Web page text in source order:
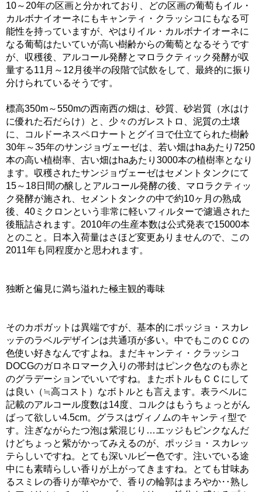
10～20年の区画と分かれており、どの区画の葡萄もイル・
カルボナイオーネにもキャンティ・クラッシコにもなる可
能性を持っていますが、やはりイル・カルボナイオーネに
なる葡萄はたいていが高い樹齢からの葡萄となるそうです
が、収穫後、アルコール発酵とマロラクティック発酵が収
量する11月～12月後半の段階で試飲をして、最終的に振り
分けられているそうです。
標高350m～550mの西南西の畑は、砂質、砂岩質（水はけ
に優れた石だらけ）と、少々のガレストロ、泥質の土壌
に、コルドーネスペロナートとグイヨで仕立てられた樹齢
30年～35年のサンジョヴェーゼは、若い畑はhaあたり7250
本の高い植樹率、古い畑はhaあたり3000本の植樹率となり
ます。収穫されたサンジョヴェーゼはセメントタンクにて
15～18日間の醸しとアルコール発酵の後、マロラクティッ
ク発酵が施され、セメントタンクの中で約10ヶ月の熟成
後、40ミクロンという非常に軽いフィルターで濾過された
後瓶詰されます。2010年の生産本数は公式発表で15000本
とのこと。日本入荷量はさほど変更ありませんので、この
2011年も同程度かと思われます。
独断と偏見に満ち溢れた極主観的毒味
そのカポガットは異端ですが、基本的にポッジョ・スカレ
ッテのラベルデザインは共通項が多い。中でもこのＣＣの
色使い好きなんですよね。まだキャンティ・クラッシコ
DOCGのガロネロマーク入りの帯封はピンク色なのも赤と
のグラデーションでいいですね。またボトルもＣＣにして
は良い（≒高コスト）なボトルとも言えます。表ラベルに
記載のアルコール度数は14度、コルクはもうちょっとがん
ばって欲しい4.5cm。グラスはヴィノムのキャンティ型で
す。注ぎながらたつ泡は紫混じり…エッジもピンクなんだ
けどちょっと紫がかってみえるのが、ポッジョ・スカレッ
テらしいですね。とても深いルビー色です。注いでいる途
中にも素晴らしい香りが上がってきますね。とても甘味あ
るスミレの香りが華やかで、香りの輪郭はまろやか‥熟し